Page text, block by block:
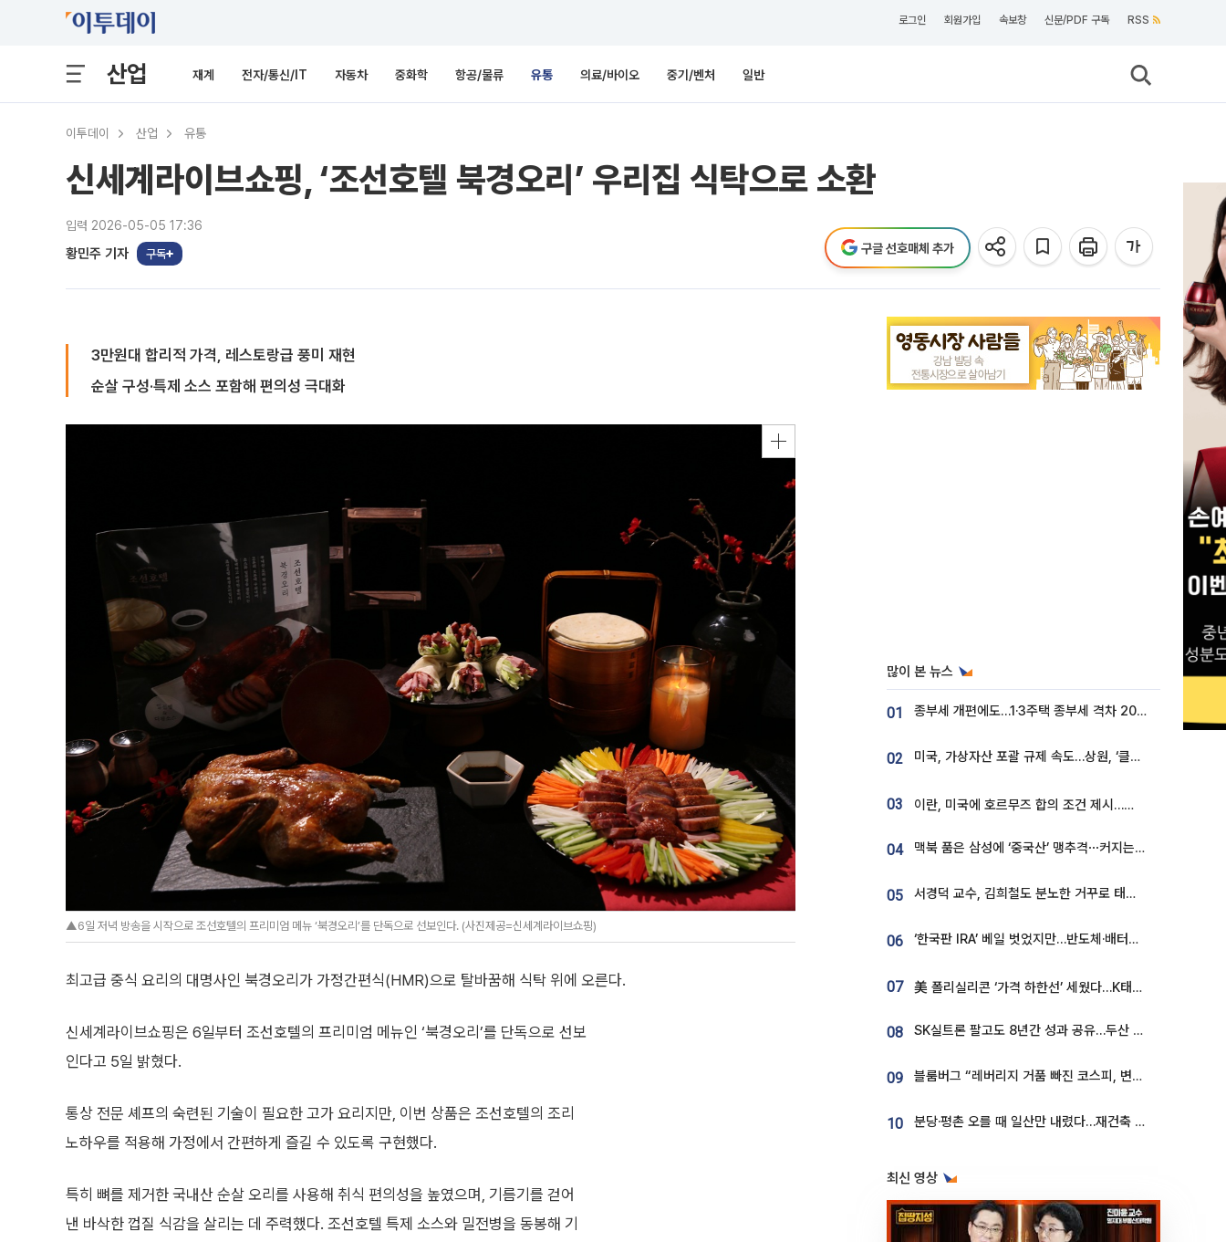
로그인 회원가입 속보창 신문/PDF 구독 RSS
산업 재계 전자/통신/IT 자동차 중화학 항공/물류 유통 의료/바이오 중기/벤처 일반
이투데이 산업 유통
신세계라이브쇼핑, ‘조선호텔 북경오리’ 우리집 식탁으로 소환
입력 2026-05-05 17:36
황민주 기자 구독 구글 선호매체 추가
3만원대 합리적 가격, 레스토랑급 풍미 재현
순살 구성·특제 소스 포함해 편의성 극대화
▲6일 저녁 방송을 시작으로 조선호텔의 프리미엄 메뉴 ‘북경오리’를 단독으로 선보인다. (사진제공=신세계라이브쇼핑)
최고급 중식 요리의 대명사인 북경오리가 가정간편식(HMR)으로 탈바꿈해 식탁 위에 오른다.
신세계라이브쇼핑은 6일부터 조선호텔의 프리미엄 메뉴인 ‘북경오리’를 단독으로 선보
인다고 5일 밝혔다.
통상 전문 셰프의 숙련된 기술이 필요한 고가 요리지만, 이번 상품은 조선호텔의 조리
노하우를 적용해 가정에서 간편하게 즐길 수 있도록 구현했다.
특히 뼈를 제거한 국내산 순살 오리를 사용해 취식 편의성을 높였으며, 기름기를 걷어
낸 바삭한 껍질 식감을 살리는 데 주력했다. 조선호텔 특제 소스와 밀전병을 동봉해 기
많이 본 뉴스
01 종부세 개편에도…1·3주택 종부세 격차 2028년부터 확대
02 미국, 가상자산 포괄 규제 속도…상원, ‘클래리티법’ 9월 절차투표 추진
03 이란, 미국에 호르무즈 합의 조건 제시…美 “경기 아직 안 끝나” [종합]
04 맥북 품은 삼성에 ‘중국산’ 맹추격⋯커지는 노트북 OLED 시장
05 서경덕 교수, 김희철도 분노한 거꾸로 태극기⋯"엉터리는 아냐, 아쉬울 뿐"
06 ‘한국판 IRA’ 베일 벗었지만…반도체·배터리 업계 “시행령이 관건”
07 美 폴리실리콘 ‘가격 하한선’ 세웠다…K태양광 수혜 기대
08 SK실트론 팔고도 8년간 성과 공유…두산 인수대금 2.3조가 끝 아냐
09 블룸버그 “레버리지 거품 빠진 코스피, 변동성 최악 국면 지났을 가능성”
10 분당·평촌 오를 때 일산만 내렸다…재건축 기대감도 ‘무색’
최신 영상